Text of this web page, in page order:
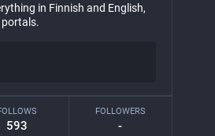
in Finnish and English,
593
FOLLOWERS
-